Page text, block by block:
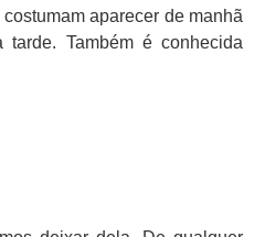
aparecer de manhã
Também é conhecida